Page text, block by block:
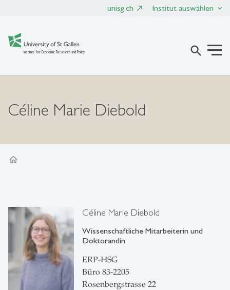
unisg.ch Institut auswählen
Institute for Economic Research and Policy search
Céline Marie Diebold
home
Céline Marie Diebold
Wissenschaftliche Mitarbeiterin und
Doktorandin
ERP-HSG
Büro 83-2205
Rosenbergstrasse 22